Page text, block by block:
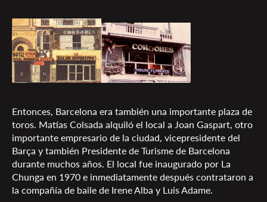
Entonces, Barcelona era también una importante plaza de
toros. Matías Colsada alquiló el local a Joan Gaspart, otro
importante empresario de la ciudad, vicepresidente del
Barça y también Presidente de Turisme de Barcelona
durante muchos años. El local fue inaugurado por La
Chunga en 1970 e inmediatamente después contrataron a
la compañía de baile de Irene Alba y Luis Adame.